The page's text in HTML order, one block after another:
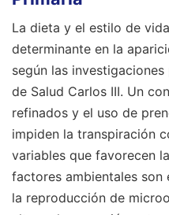
La dieta y el estilo de
determinante en la
según las
de Salud Carlos III. Un
refinados y el uso de
impiden la transpiración
variables que favorecen
factores ambientales
la reproducción de